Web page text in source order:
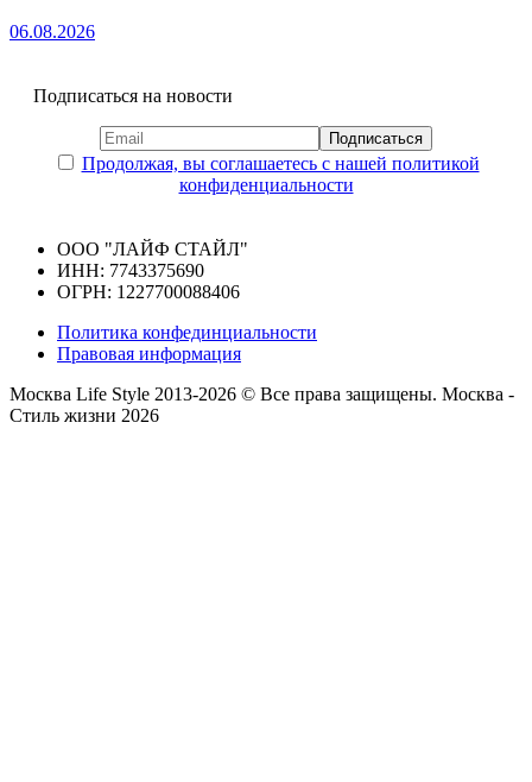
06.08.2026
Подписаться на новости
Продолжая, вы соглашаетесь с нашей политикой
конфиденциальности
ООО "ЛАЙФ СТАЙЛ"
ИНН: 7743375690
ОГРН: 1227700088406
Политика конфединциальности
Правовая информация
Москва Life Style 2013-2026 © Все права защищены. Москва -
Стиль жизни 2026